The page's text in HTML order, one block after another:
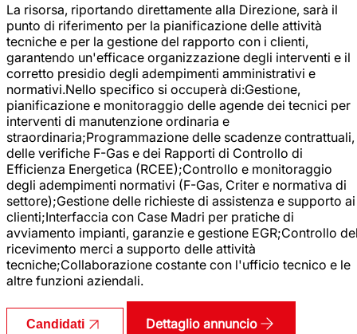
La risorsa, riportando direttamente alla Direzione, sarà il
punto di riferimento per la pianificazione delle attività
tecniche e per la gestione del rapporto con i clienti,
garantendo un'efficace organizzazione degli interventi e il
corretto presidio degli adempimenti amministrativi e
normativi.Nello specifico si occuperà di:Gestione,
pianificazione e monitoraggio delle agende dei tecnici per
interventi di manutenzione ordinaria e
straordinaria;Programmazione delle scadenze contrattuali,
delle verifiche F-Gas e dei Rapporti di Controllo di
Efficienza Energetica (RCEE);Controllo e monitoraggio
degli adempimenti normativi (F-Gas, Criter e normativa di
settore);Gestione delle richieste di assistenza e supporto ai
clienti;Interfaccia con Case Madri per pratiche di
avviamento impianti, garanzie e gestione EGR;Controllo
ricevimento merci a supporto delle attività
tecniche;Collaborazione costante con l'ufficio tecnico e le
altre funzioni aziendali.
Candidati Dettaglio annuncio